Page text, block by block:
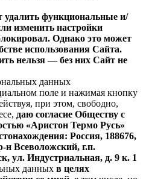
функциональные и/
изменить настройки
Однако это может
использования Сайта.
нельзя — без них Сайт не
данных
поле и нажимая кнопку
при этом, свободно,
даю согласие Обществу с
«Аристон Термо Русь»
Россия, 188676,
н Всеволожский, г.п.
ул. Индустриальная, д. 9 к. 1
данных в целях